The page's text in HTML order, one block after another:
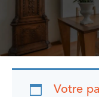
Votre